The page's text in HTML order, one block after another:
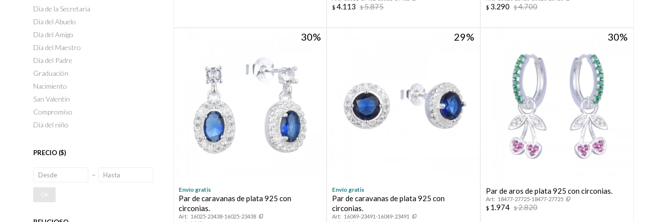
$ 4.113 $5.875 $ 3.290 $4.700
30
Envío gratis
Par de caravanas de plata 925 con
circonias.
16025-23438-16025-23438
29
Envío gratis
Par de caravanas de plata 925 con
circonias.
16049-23491-16049-23491
30
Par de aros de plata 925 con circonias.
18477-27725-18477-27725
$ 1.974 $2.820
Día de la Secretaria
Día del Abuelo
Día del Amigo
Día del Maestro
Día del Padre
Graduación
Nacimiento
San Valentín
Compromiso
Día del niño
PRECIO ($)
OK